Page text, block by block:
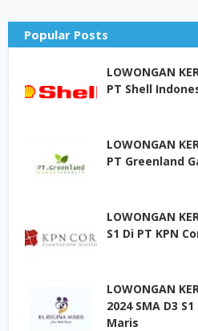
Popular Posts
LOWONGAN
PT Shell
LOWONGAN
PT Greenland
LOWONGAN
S1 Di PT KPN
LOWONGAN
2024 SMA D3
Maris